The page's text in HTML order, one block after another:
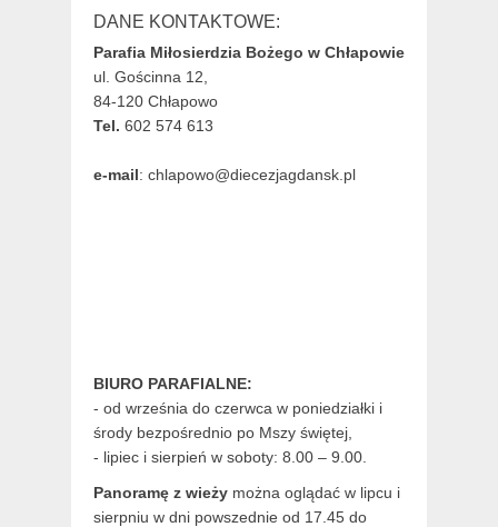
DANE KONTAKTOWE:
Parafia Miłosierdzia Bożego w Chłapowie
ul. Gościnna 12,
84-120 Chłapowo
Tel. 602 574 613
e-mail: chlapowo@diecezjagdansk.pl
BIURO PARAFIALNE:
- od września do czerwca w poniedziałki i
środy bezpośrednio po Mszy świętej,
- lipiec i sierpień w soboty: 8.00 – 9.00.
Panoramę z wieży można oglądać w lipcu i
sierpniu w dni powszednie od 17.45 do